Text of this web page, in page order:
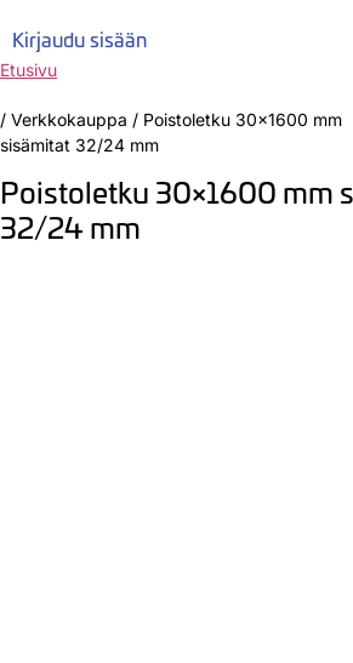
Kirjaudu sisään
Etusivu
/ Verkkokauppa / Poistoletku 30×1600 mm
sisämitat 32/24 mm
Poistoletku 30×1600 mm
32/24 mm